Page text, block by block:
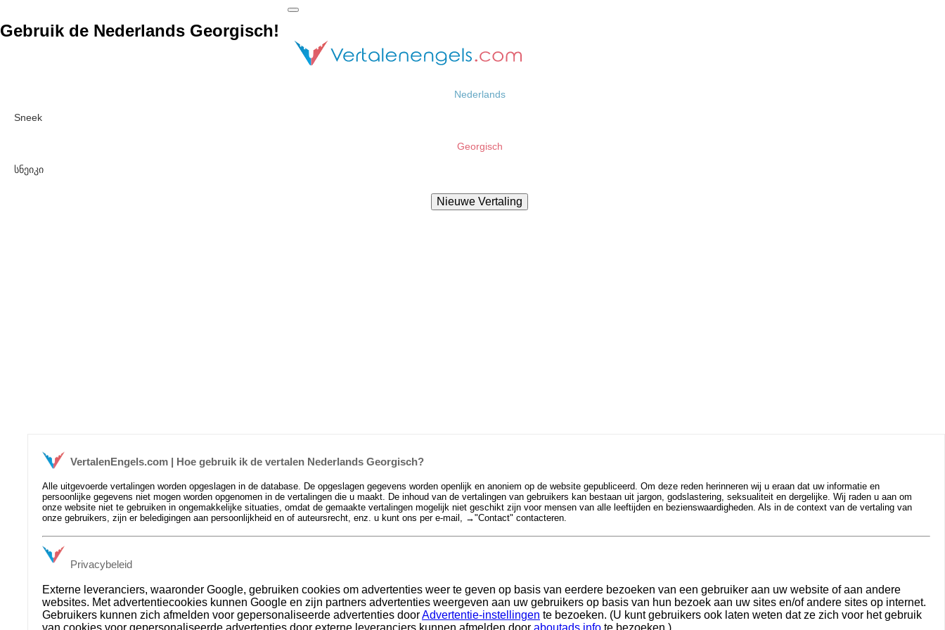
Gebruik de Nederlands Georgisch!
Nederlands
Sneek
Georgisch
სნეიკი
VertalenEngels.com | Hoe gebruik ik de vertalen Nederlands Georgisch?
Alle uitgevoerde vertalingen worden opgeslagen in de database. De opgeslagen gegevens worden openlijk en anoniem op de website gepubliceerd. Om deze reden herinneren wij u eraan dat uw informatie en
persoonlijke gegevens niet mogen worden opgenomen in de vertalingen die u maakt. De inhoud van de vertalingen van gebruikers kan bestaan uit jargon, godslastering, seksualiteit en dergelijke. Wij raden u aan om
onze website niet te gebruiken in ongemakkelijke situaties, omdat de gemaakte vertalingen mogelijk niet geschikt zijn voor mensen van alle leeftijden en bezienswaardigheden. Als in de context van de vertaling van
onze gebruikers, zijn er beledigingen aan persoonlijkheid en of auteursrecht, enz. u kunt ons per e-mail, →"Contact" contacteren.
Privacybeleid
Externe leveranciers, waaronder Google, gebruiken cookies om advertenties weer te geven op basis van eerdere bezoeken van een gebruiker aan uw website of aan andere
websites. Met advertentiecookies kunnen Google en zijn partners advertenties weergeven aan uw gebruikers op basis van hun bezoek aan uw sites en/of andere sites op internet.
Gebruikers kunnen zich afmelden voor gepersonaliseerde advertenties doorAdvertentie-instellingen te bezoeken. (U kunt gebruikers ook laten weten dat ze zich voor het gebruik
van cookies voor gepersonaliseerde advertenties door externe leveranciers kunnen afmelden door aboutads.info te bezoeken.)